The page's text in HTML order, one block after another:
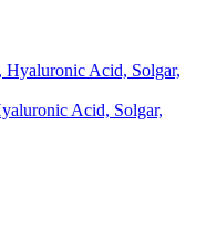
Acid, Solgar,